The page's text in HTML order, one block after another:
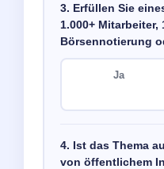
3. Erfüllen Sie
1.000+ Mitarbeiter,
Börsennotierung
Ja
4. Ist das Thema
von öffentlichem